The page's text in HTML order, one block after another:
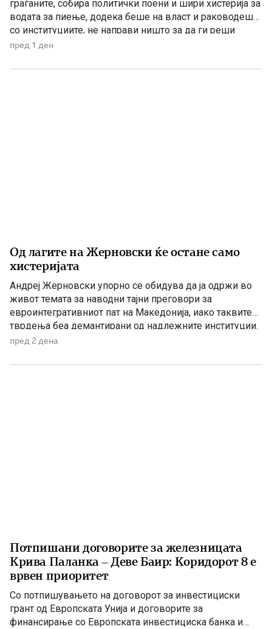
граѓаните, собира политички поени и шири хистерија за
водата за пиење, додека беше на власт и раководеше
со институциите, не направи ништо за да ги реши
проблемите. Проблеми со квалитетот на водата за
министер за здравство, […]
пред 1 ден
Од лагите на Жерновски ќе остане само
хистеријата
Андреј Жерновски упорно се обидува да ја одржи во
живот темата за наводни тајни преговори за
евроинтегративниот пат на Македонија, иако таквите
тврдења беа демантирани од надлежните институции.
Како што им пукна меурот од сапуница наречен
конструкција – дека власта тајно се подготвува да го
пред 2 дена
Потпишани договорите за железницата
Крива Паланка – Деве Баир: Коридорот 8 е
врвен приоритет
Со потпишувањето на договорот за инвестициски
грант од Европската Унија и договорите за
финансирање со Европската инвестициска банка и